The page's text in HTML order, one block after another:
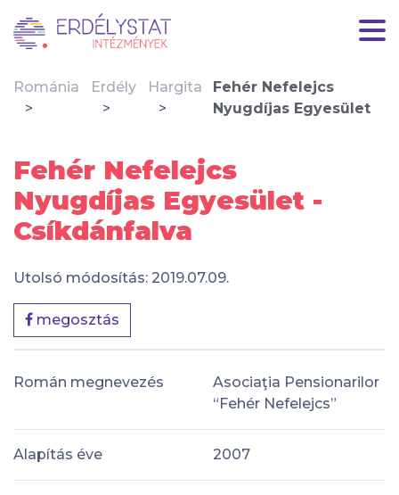
Románia Erdély Hargita
Fehér Nefelejcs
Nyugdíjas Egyesület
Fehér Nefelejcs
Nyugdíjas Egyesület -
Csíkdánfalva
Utolsó módosítás: 2019.07.09.
megosztás
Román megnevezés
Asociaţia Pensionarilor
“Fehér Nefelejcs”
Alapítás éve 2007